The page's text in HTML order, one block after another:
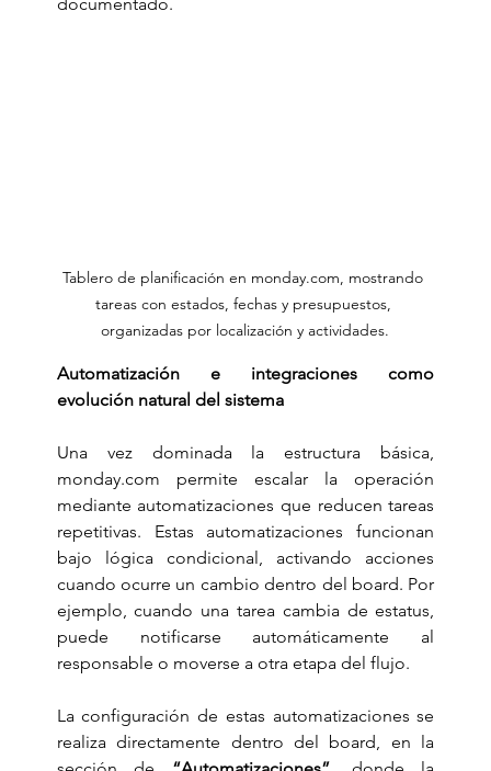
Tablero de planificación en monday.com, mostrando
tareas con estados, fechas y presupuestos,
organizadas por localización y actividades.
Automatización e integraciones como
evolución natural del sistema
monday.com permite escalar la operación
mediante automatizaciones que reducen tareas
repetitivas. Estas automatizaciones funcionan
bajo lógica condicional, activando acciones
cuando ocurre un cambio dentro del board. Por
ejemplo, cuando una tarea cambia de estatus,
puede notificarse automáticamente al
responsable o moverse a otra etapa del flujo.
La configuración de estas automatizaciones se
realiza directamente dentro del board, en la